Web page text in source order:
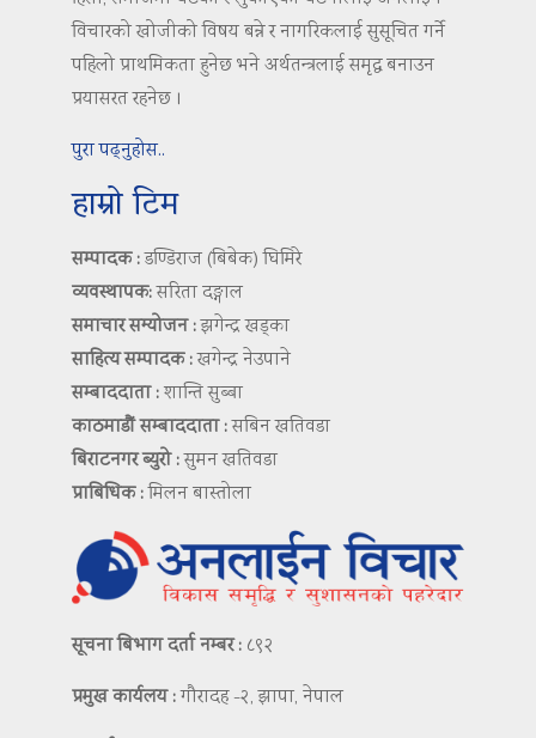
विचारको खोजीको विषय बन्ने र नागरिकलाई सुसूचित गर्ने
पहिलो प्राथमिकता हुनेछ भने अर्थतन्त्रलाई समृद्ध बनाउन
प्रयासरत रहनेछ ।
पुरा पढ्नुहोस..
हाम्रो टिम
सम्पादक :डण्डिराज (बिबेक) घिमिरे
व्यवस्थापक:सरिता दङ्गाल
समाचार सम्योजन :झगेन्द्र खड्का
साहित्य सम्पादक :खगेन्द्र नेउपाने
सम्बाददाता :शान्ति सुब्बा
काठमाडौं सम्बाददाता :सबिन खतिवडा
बिराटनगर ब्युरो :सुमन खतिवडा
प्राबिधिक :मिलन बास्तोला
सूचना बिभाग दर्ता नम्बर : ८९२
प्रमुख कार्यलय :गौरादह -२, झापा, नेपाल